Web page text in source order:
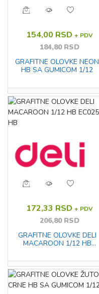
154,00 RSD + PDV
184,80 RSD
GRAFITNE OLOVKE NEON
HB SA GUMICOM 1/12
172,33 RSD + PDV
206,80 RSD
GRAFITNE OLOVKE DELI
MACAROON 1/12 HB